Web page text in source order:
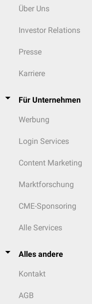
Über Uns
Investor Relations
Presse
Karriere
Für Unternehmen
Werbung
Login Services
Content Marketing
Marktforschung
CME-Sponsoring
Alle Services
Alles andere
Kontakt
AGB